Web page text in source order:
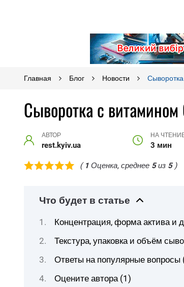
Главная Блог Новости
Сыворотка с
АВТОР
rest.kyiv.ua
НА
3 мин
( 1 Оценка, среднее 5из 5)
Что будет в статье
Концентрация, форма актива и
Текстура, упаковка и объём
Ответы на популярные вопросы
Оцените автора (1)